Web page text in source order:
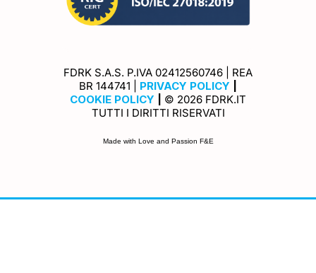
FDRK S.A.S. P.IVA 02412560746 | REA
BR 144741 |
PRIVACY POLICY
COOKIE POLICY
© 2026 FDRK.IT
TUTTI I DIRITTI RISERVATI
Made with Love and Passion F&E
Privacy Policy